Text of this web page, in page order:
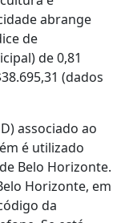
abrange
de
de 0,81
(dados
associado ao
é utilizado
Belo Horizonte.
Horizonte, em
da